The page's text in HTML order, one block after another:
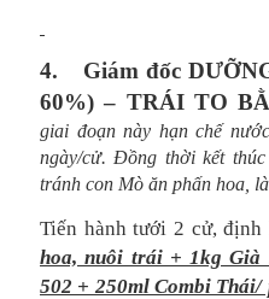
4.
Giám đốc
60%) – TRÁI TO
giai đoạn này hạn chế
ngày/cử. Đồng thời kết
tránh con Mò ăn phấn hoa,
Tiến hành tưới 2 cử,
hoa, nuôi trái + 1kg Già
502 + 250ml Combi